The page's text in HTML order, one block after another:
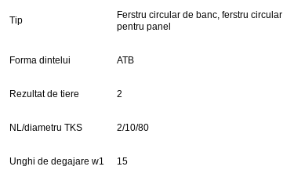
Tip
Ferstru circular de banc, ferstru circular
pentru panel
Forma dintelui ATB
Rezultat de tiere 2
NL/diametru TKS 2/10/80
Unghi de degajare w1 15